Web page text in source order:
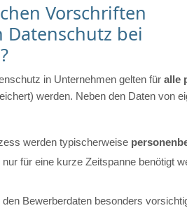
Vorschriften
bei
in Unternehmen gelten für alle
werden. Neben den Daten von
werden typischerweise
nur für eine kurze Zeitspanne benötigt
Bewerberdaten besonders